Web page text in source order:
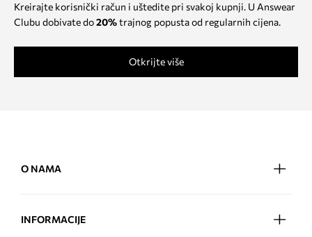
Kreirajte korisnički račun i uštedite pri svakoj kupnji. U Answear
Clubu dobivate do20%trajnog popusta od regularnih cijena.
Otkrijte više
O NAMA
INFORMACIJE